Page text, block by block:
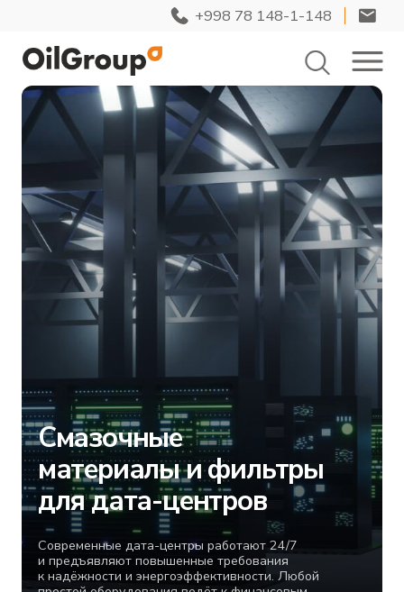
+998 78 148-1-148
Современные дата-центры работают 24/7
и предъявляют повышенные требования
к надёжности и энергоэффективности. Любой
простой оборудования ведёт к финансовым
потерям и снижению качества IT-сервисов.
Поэтому использование качественных смазочных
материалов, охлаждающих жидкостей и фильтров
имеет ключевое значение для бесперебойной
работы.
Смазочные
материалы и фильтры
для дата-центров